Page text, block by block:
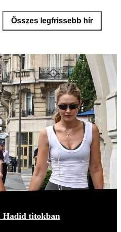
Összes legfrissebb hír
Hadid titokban